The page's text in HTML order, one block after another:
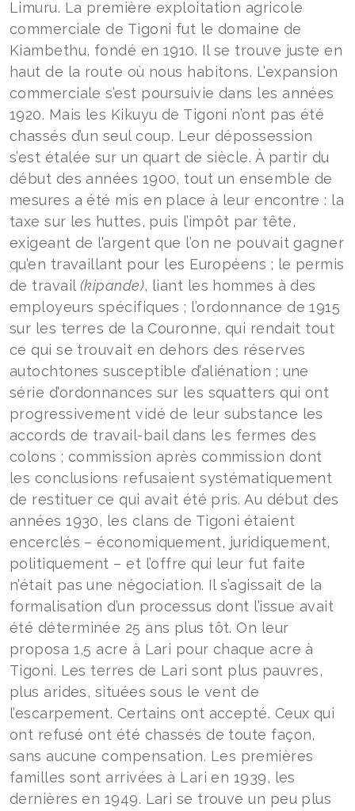
Limuru. La première exploitation agricole
commerciale de Tigoni fut le domaine de
Kiambethu, fondé en 1910. Il se trouve juste en
haut de la route où nous habitons. L’expansion
commerciale s’est poursuivie dans les années
1920. Mais les Kikuyu de Tigoni n’ont pas été
chassés d’un seul coup. Leur dépossession
s’est étalée sur un quart de siècle. À partir du
début des années 1900, tout un ensemble de
mesures a été mis en place à leur encontre : la
taxe sur les huttes, puis l’impôt par tête,
exigeant de l’argent que l’on ne pouvait gagner
qu’en travaillant pour les Européens ; le permis
de travail(kipande), liant les hommes à des
employeurs spécifiques ; l’ordonnance de 1915
sur les terres de la Couronne, qui rendait tout
ce qui se trouvait en dehors des réserves
autochtones susceptible d’aliénation ; une
série d’ordonnances sur les squatters qui ont
progressivement vidé de leur substance les
accords de travail-bail dans les fermes des
colons ; commission après commission dont
les conclusions refusaient systématiquement
de restituer ce qui avait été pris. Au début des
années 1930, les clans de Tigoni étaient
encerclés – économiquement, juridiquement,
politiquement – et l’offre qui leur fut faite
n’était pas une négociation. Il s’agissait de la
formalisation d’un processus dont l’issue avait
été déterminée 25 ans plus tôt. On leur
proposa 1,5 acre à Lari pour chaque acre à
Tigoni. Les terres de Lari sont plus pauvres,
plus arides, situées sous le vent de
l’escarpement. Certains ont accepté. Ceux qui
ont refusé ont été chassés de toute façon,
sans aucune compensation. Les premières
familles sont arrivées à Lari en 1939, les
dernières en 1949. Lari se trouve un peu plus